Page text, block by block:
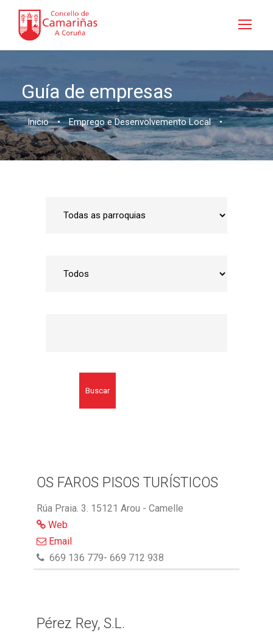
Guía de empresas
Inicio • Emprego e Desenvolvemento Local •
Buscar
OS FAROS PISOS TURÍSTICOS
Rúa Praia. 3. 15121 Arou - Camelle
Web
Email
669 136 779- 669 712 938
Pérez Rey, S.L.